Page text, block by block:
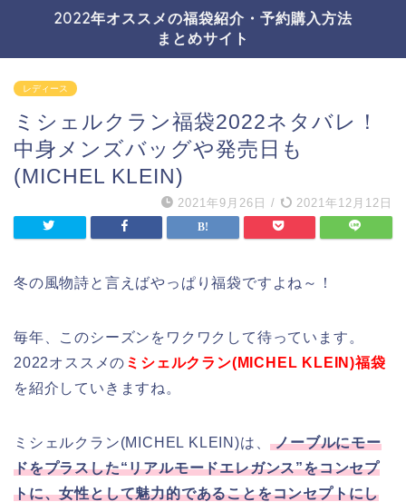
2022年オススメの福袋紹介・予約購入方法
まとめサイト
レディース
ミシェルクラン福袋2022ネタバレ！
中身メンズバッグや発売日も
(MICHEL KLEIN)
2021年9月26日 / 2021年12月12日
冬の風物詩と言えばやっぱり福袋ですよね～！
毎年、このシーズンをワクワクして待っています。
2022オススメの ミシェルクラン(MICHEL KLEIN)福袋
を紹介していきますね。
ミシェルクラン(MICHEL KLEIN)は、ノーブルにモー
ドをプラスした“リアルモードエレガンス”をコンセプ
トに、女性として魅力的であることをコンセプトにし